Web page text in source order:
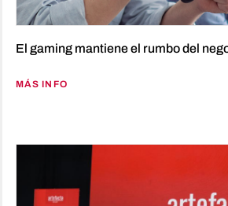
El gaming mantiene el rumbo del
MÁS INFO